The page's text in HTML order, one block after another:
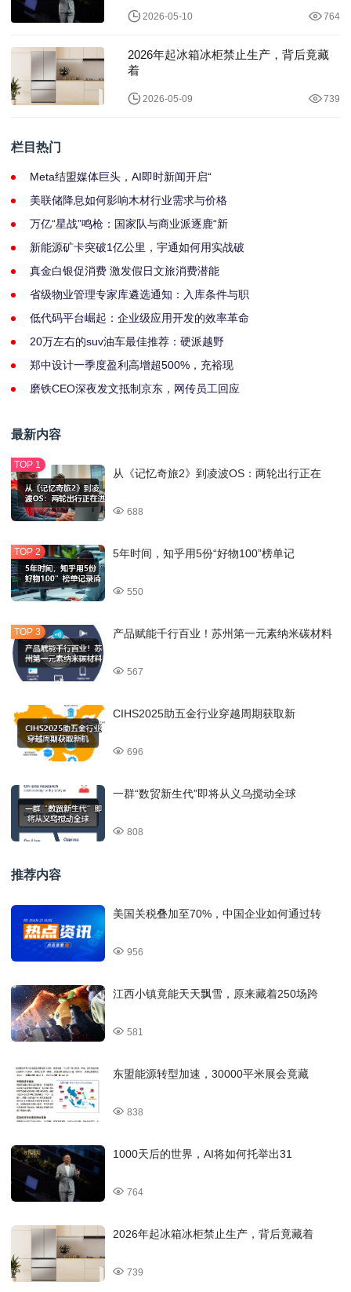
2026-05-10 764
2026年起冰箱冰柜禁止生产，背后竟藏
着
2026-05-09 739
栏目热门
Meta结盟媒体巨头，AI即时新闻开启“
美联储降息如何影响木材行业需求与价格
万亿“星战”鸣枪：国家队与商业派逐鹿“新
新能源矿卡突破1亿公里，宇通如何用实战破
真金白银促消费 激发假日文旅消费潜能
省级物业管理专家库遴选通知：入库条件与职
低代码平台崛起：企业级应用开发的效率革命
20万左右的suv油车最佳推荐：硬派越野
郑中设计一季度盈利高增超500%，充裕现
磨铁CEO深夜发文抵制京东，网传员工回应
最新内容
从《记忆奇旅2》到凌波OS：两轮出行正在
688
5年时间，知乎用5份“好物100”榜单记
550
产品赋能千行百业！苏州第一元素纳米碳材料
567
CIHS2025助五金行业穿越周期获取新
696
一群“数贸新生代”即将从义乌搅动全球
808
推荐内容
美国关税叠加至70%，中国企业如何通过转
956
江西小镇竟能天天飘雪，原来藏着250场跨
581
东盟能源转型加速，30000平米展会竟藏
838
1000天后的世界，AI将如何托举出31
764
2026年起冰箱冰柜禁止生产，背后竟藏着
739